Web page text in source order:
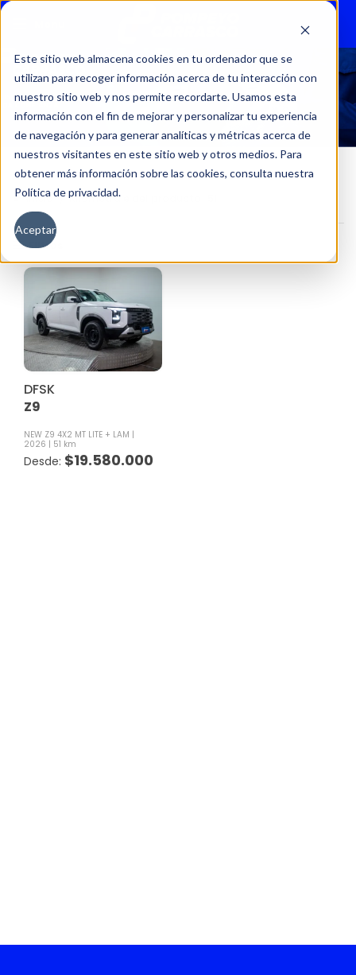
Este sitio web almacena cookies en tu ordenador que se
utilizan para recoger información acerca de tu interacción con
nuestro sitio web y nos permite recordarte. Usamos esta
información con el fin de mejorar y personalizar tu experiencia
de navegación y para generar analíticas y métricas acerca de
nuestros visitantes en este sitio web y otros medios. Para
obtener más información sobre las cookies, consulta nuestra
Política de privacidad.
Aceptar
51
Inicio Kilometraje del producto
Filtros
DFSK
Z9
NEW Z9 4X2 MT LITE + LAM
2026
51 km
$19.580.000